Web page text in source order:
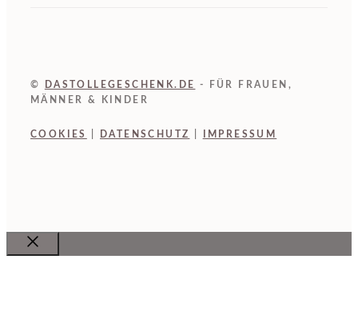
© DASTOLLEGESCHENK.DE
- FÜR FRAUEN,
MÄNNER & KINDER
COOKIES DATENSCHUTZ IMPRESSUM